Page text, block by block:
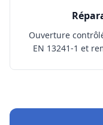
Ouverture
EN 13241-1 et